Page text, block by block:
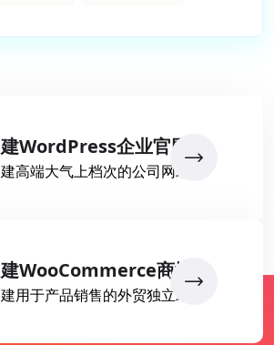
建WordPress企业官网
建高端大气上档次的公司网站
建WooCommerce商城
建用于产品销售的外贸独立站